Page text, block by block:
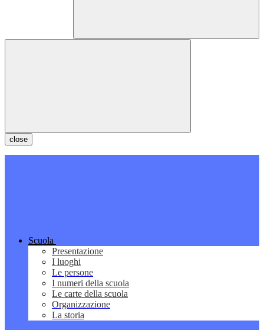
close
Scuola
Presentazione
I luoghi
Le persone
I numeri della scuola
Le carte della scuola
Organizzazione
La storia